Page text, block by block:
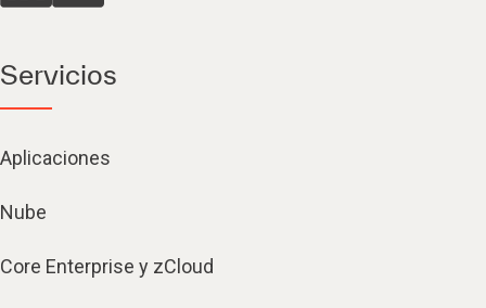
Servicios
Aplicaciones
Nube
Core Enterprise y zCloud